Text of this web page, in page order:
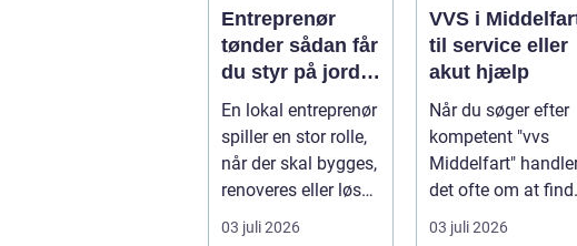
Entreprenør
tønder sådan får
du styr på jord,
dræn og kloak
En lokal entreprenør
spiller en stor rolle,
når der skal bygges,
renoveres eller løses
problemer und...
03 juli 2026
VVS i
til service eller
akut hjælp
Når du søger efter
kompetent "vvs
Middelfart"
det ofte om at
en lokal, fa...
03 juli 2026